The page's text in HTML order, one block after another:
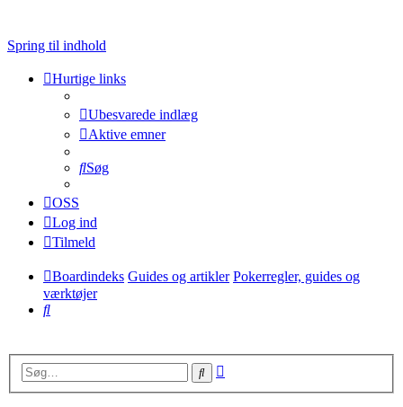
Spring til indhold
Hurtige links
Ubesvarede indlæg
Aktive emner
Søg
OSS
Log ind
Tilmeld
Boardindeks Guides og artikler Pokerregler, guides og
værktøjer
Søg
Søg